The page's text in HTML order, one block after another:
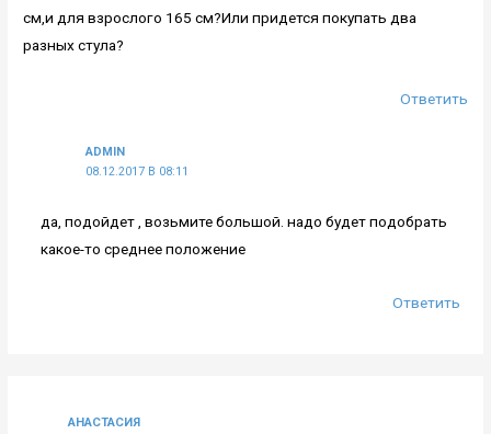
см,и для взрослого 165 см?Или придется покупать два
разных стула?
Ответить
ADMIN
08.12.2017 В 08:11
да, подойдет , возьмите большой. надо будет подобрать
какое-то среднее положение
Ответить
АНАСТАСИЯ